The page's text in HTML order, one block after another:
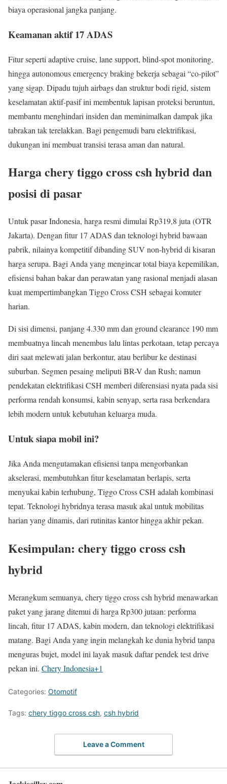
biaya operasional jangka panjang.
Keamanan aktif 17 ADAS
Fitur seperti adaptive cruise, lane support, blind-spot monitoring,
hingga autonomous emergency braking bekerja sebagai “co-pilot”
yang sigap. Dipadu tujuh airbags dan struktur bodi rigid, sistem
keselamatan aktif-pasif ini membentuk lapisan proteksi beruntun,
membantu menghindari insiden dan meminimalkan dampak jika
tabrakan tak terelakkan. Bagi pengemudi baru elektrifikasi,
dukungan ini membuat transisi terasa aman dan natural.
Harga chery tiggo cross csh hybrid dan
posisi di pasar
Untuk pasar Indonesia, harga resmi dimulai Rp319,8 juta (OTR
Jakarta). Dengan fitur 17 ADAS dan teknologi hybrid bawaan
pabrik, nilainya kompetitif dibanding SUV non-hybrid di kisaran
harga serupa. Bagi Anda yang mengincar total biaya kepemilikan,
efisiensi bahan bakar dan perawatan yang rasional menjadi alasan
kuat mempertimbangkan Tiggo Cross CSH sebagai komuter
harian.
Di sisi dimensi, panjang 4.330 mm dan ground clearance 190 mm
membuatnya lincah menembus lalu lintas perkotaan, tetap percaya
diri saat melewati jalan berkontur, atau berlibur ke destinasi
suburban. Segmen pesaing meliputi BR-V dan Rush; namun
pendekatan elektrifikasi CSH memberi diferensiasi nyata pada sisi
performa rendah konsumsi, kabin senyap, serta rasa berkendara
lebih modern untuk kebutuhan keluarga muda.
Untuk siapa mobil ini?
Jika Anda mengutamakan efisiensi tanpa mengorbankan
akselerasi, membutuhkan fitur keselamatan berlapis, serta
menyukai kabin terhubung, Tiggo Cross CSH adalah kombinasi
tepat. Teknologi hybridnya terasa masuk akal untuk mobilitas
harian yang dinamis, dari rutinitas kantor hingga akhir pekan.
Kesimpulan: chery tiggo cross csh
hybrid
Merangkum semuanya, chery tiggo cross csh hybrid menawarkan
paket yang jarang ditemui di harga Rp300 jutaan: performa
lincah, fitur 17 ADAS, kabin modern, dan teknologi elektrifikasi
matang. Bagi Anda yang ingin melangkah ke dunia hybrid tanpa
menguras bujet, model ini layak masuk daftar pendek test drive
pekan ini. Chery Indonesia+1
Categories: Otomotif
Tags: chery tiggo cross csh, csh hybrid
Leave a Comment